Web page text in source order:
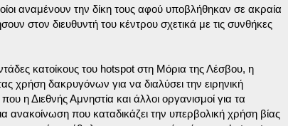
αναμένουν την δίκη τους αφού υποβλήθηκαν σε ακραία
στον διευθυντή του κέντρου σχετικά με τις συνθήκες
κατοίκους του hotspot στη Μόρια της Λέσβου, η
χρήση δακρυγόνων για να διαλύσει την ειρηνική
η Διεθνής Αμνηστία και άλλοι οργανισμοί για τα
που καταδικάζει την υπερβολική χρήση βίας